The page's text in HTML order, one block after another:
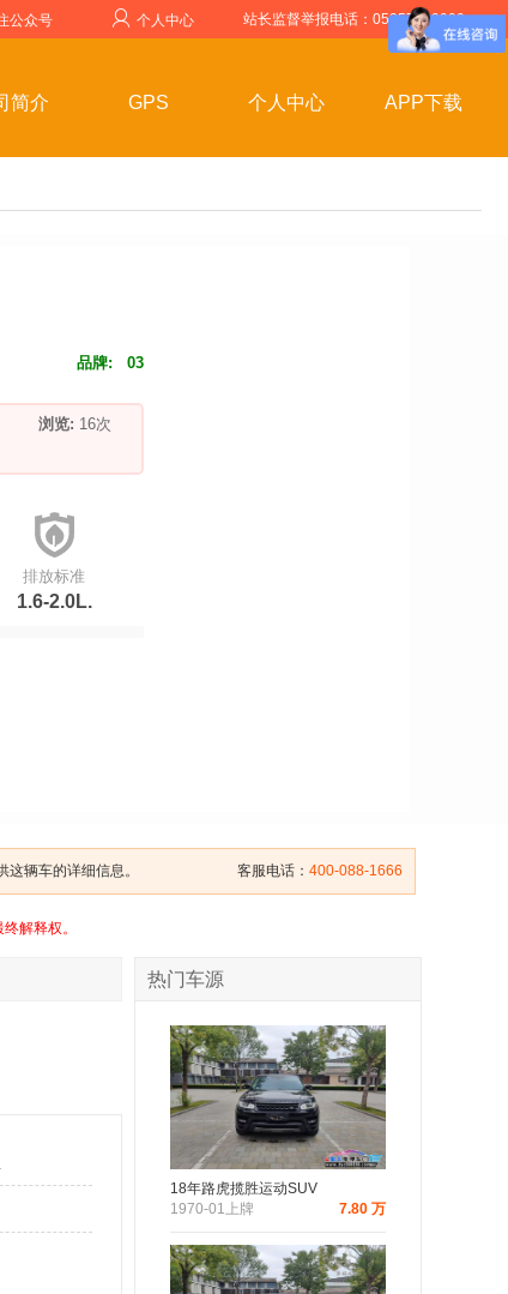
公众号 个人中心 站长监督举报电话：05357599999
简介 GPS 个人中心 APP下载
品牌: 03
04 浏览: 16次
排放标准
1.6-2.0L.
客服电话： 400-088-1666
辆车的详细信息。
解释权。
热门车源
18年路虎揽胜运动SUV
1970-01上牌
7.80 万